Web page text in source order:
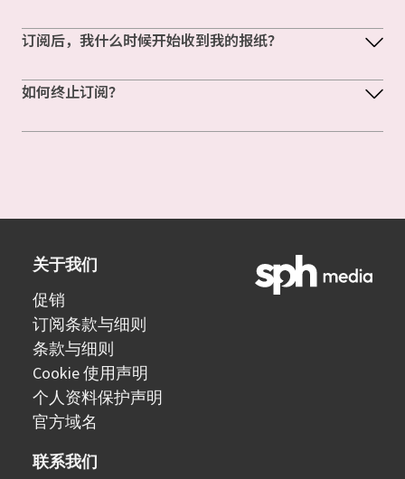
订阅后，我什么时候开始收到我的报纸？
如何终止订阅？
关于我们
促销
订阅条款与细则
条款与细则
Cookie 使用声明
个人资料保护声明
官方域名
联系我们